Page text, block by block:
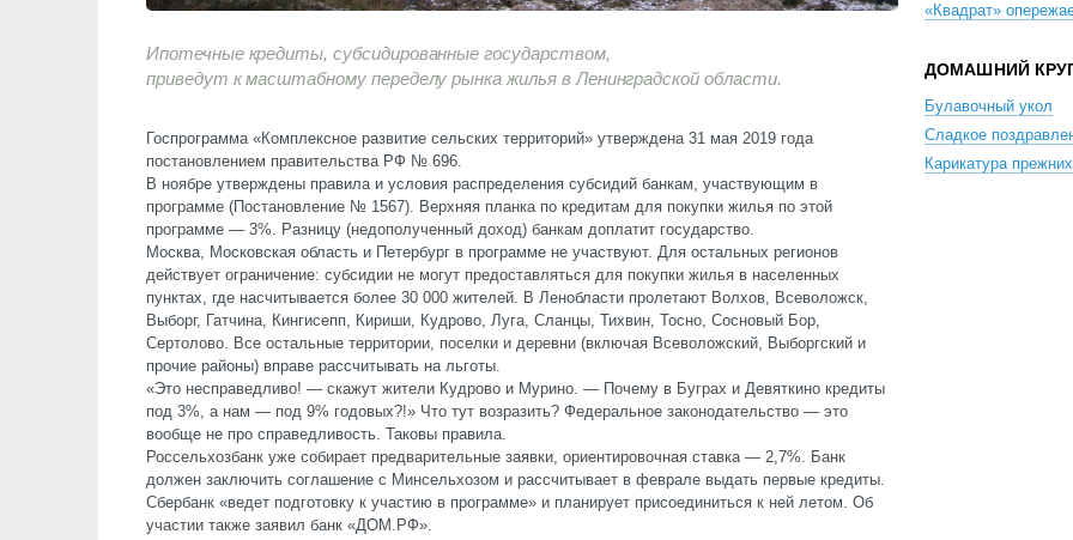
Ипотечные кредиты, субсидированные государством,
приведут к масштабному переделу рынка жилья в Ленинградской области.
Госпрограмма «Комплексное развитие сельских территорий» утверждена 31 мая 2019 года
постановлением правительства РФ № 696.
В ноябре утверждены правила и условия распределения субсидий банкам, участвующим в
программе (Постановление № 1567). Верхняя планка по кредитам для покупки жилья по этой
программе — 3%. Разницу (недополученный доход) банкам доплатит государство.
Москва, Московская область и Петербург в программе не участвуют. Для остальных регионов
действует ограничение: субсидии не могут предоставляться для покупки жилья в населенных
пунктах, где насчитывается более 30 000 жителей. В Ленобласти пролетают Волхов, Всеволожск,
Выборг, Гатчина, Кингисепп, Кириши, Кудрово, Луга, Сланцы, Тихвин, Тосно, Сосновый Бор,
Сертолово. Все остальные территории, поселки и деревни (включая Всеволожский, Выборгский и
прочие районы) вправе рассчитывать на льготы.
«Это несправедливо! — скажут жители Кудрово и Мурино. — Почему в Буграх и Девяткино кредиты
под 3%, а нам — под 9% годовых?!» Что тут возразить? Федеральное законодательство — это
вообще не про справедливость. Таковы правила.
Россельхозбанк уже собирает предварительные заявки, ориентировочная ставка — 2,7%. Банк
должен заключить соглашение с Минсельхозом и рассчитывает в феврале выдать первые кредиты.
Сбербанк «ведет подготовку к участию в программе» и планирует присоединиться к ней летом. Об
участии также заявил банк «ДОМ.РФ».
«Квадрат»
ДОМАШНИЙ
Булавочный укол
Сладкое
Карикатура